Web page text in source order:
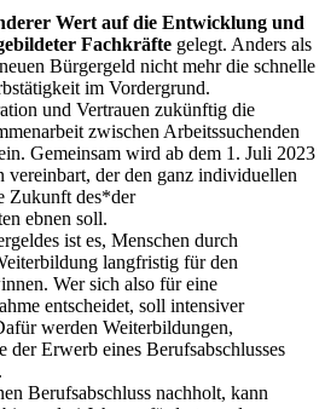
Wert auf die Entwicklung und
Fachkräfte gelegt. Anders als
Bürgergeld nicht mehr die schnelle
im Vordergrund.
und Vertrauen zukünftig die
zwischen Arbeitssuchenden
Gemeinsam wird ab dem 1. Juli 2023
vereinbart, der den ganz individuellen
Zukunft des*der
ebnen soll.
ist es, Menschen durch
langfristig für den
Wer sich also für eine
entscheidet, soll intensiver
werden Weiterbildungen,
der Erwerb eines Berufsabschlusses
Berufsabschluss nachholt, kann